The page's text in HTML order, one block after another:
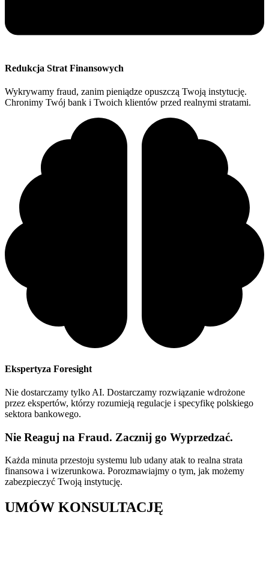
Redukcja Strat Finansowych
Wykrywamy fraud, zanim pieniądze opuszczą Twoją instytucję.
Chronimy Twój bank i Twoich klientów przed realnymi stratami.
Ekspertyza Foresight
Nie dostarczamy tylko AI. Dostarczamy rozwiązanie wdrożone
przez ekspertów, którzy rozumieją regulacje i specyfikę polskiego
sektora bankowego.
Nie Reaguj na Fraud. Zacznij go Wyprzedzać.
Każda minuta przestoju systemu lub udany atak to realna strata
finansowa i wizerunkowa. Porozmawiajmy o tym, jak możemy
zabezpieczyć Twoją instytucję.
UMÓW KONSULTACJĘ